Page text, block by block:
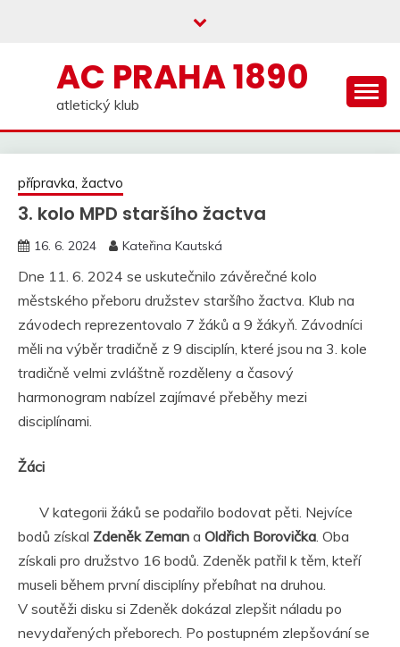
AC PRAHA 1890
atletický klub
přípravka, žactvo
3. kolo MPD staršího žactva
16. 6. 2024 Kateřina Kautská
Dne 11. 6. 2024 se uskutečnilo závěrečné kolo
městského přeboru družstev staršího žactva. Klub na
závodech reprezentovalo 7 žáků a 9 žákyň. Závodníci
měli na výběr tradičně z 9 disciplín, které jsou na 3. kole
tradičně velmi zvláštně rozděleny a časový
harmonogram nabízel zajímavé přeběhy mezi
disciplínami.
Žáci
V kategorii žáků se podařilo bodovat pěti. Nejvíce
bodů získal Zdeněk Zeman a Oldřich Borovička. Oba
získali pro družstvo 16 bodů. Zdeněk patřil k těm, kteří
museli během první disciplíny přebíhat na druhou.
V soutěži disku si Zdeněk dokázal zlepšit náladu po
nevydařených přeborech. Po postupném zlepšování se